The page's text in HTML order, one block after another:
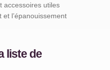
accessoires utiles
l’épanouissement
liste de